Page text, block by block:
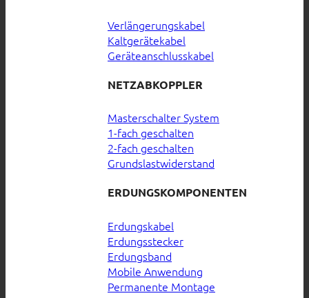
Verlängerungskabel
Kaltgerätekabel
Geräteanschlusskabel
NETZABKOPPLER
Masterschalter System
1-fach geschalten
2-fach geschalten
Grundslastwiderstand
ERDUNGSKOMPONENTEN
Erdungskabel
Erdungsstecker
Erdungsband
Mobile Anwendung
Permanente Montage